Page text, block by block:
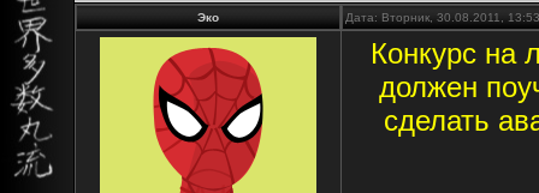
Эко Дата: Вторник, 30.08.2011,
Конкурс на
должен
сделать